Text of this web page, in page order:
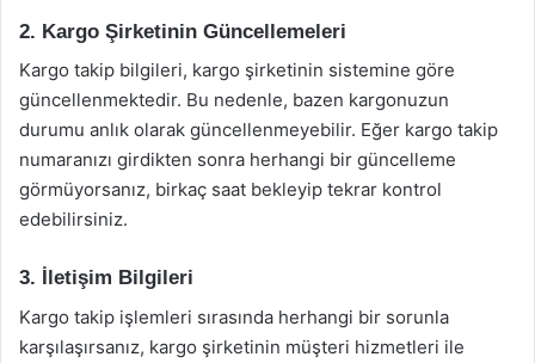
2. Kargo Şirketinin Güncellemeleri
Kargo takip bilgileri, kargo şirketinin sistemine göre
güncellenmektedir. Bu nedenle, bazen kargonuzun
durumu anlık olarak güncellenmeyebilir. Eğer kargo takip
numaranızı girdikten sonra herhangi bir güncelleme
görmüyorsanız, birkaç saat bekleyip tekrar kontrol
edebilirsiniz.
3. İletişim Bilgileri
Kargo takip işlemleri sırasında herhangi bir sorunla
karşılaşırsanız, kargo şirketinin müşteri hizmetleri ile